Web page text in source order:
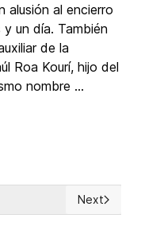
alusión al encierro
un día. También
de la
Roa Kourí, hijo del
nombre ...
instan alNext
Next